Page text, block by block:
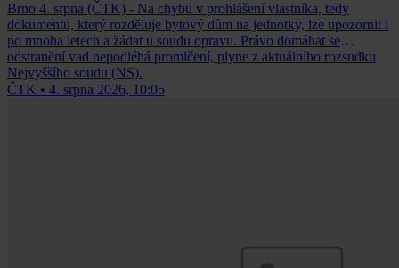
Brno 4. srpna (ČTK) - Na chybu v prohlášení vlastníka, tedy
dokumentu, který rozděluje bytový dům na jednotky, lze upozornit i
po mnoha letech a žádat u soudu opravu. Právo domáhat se
odstranění vad nepodléhá promlčení, plyne z aktuálního rozsudku
Nejvyššího soudu (NS).
ČTK • 4. srpna 2026, 10:05